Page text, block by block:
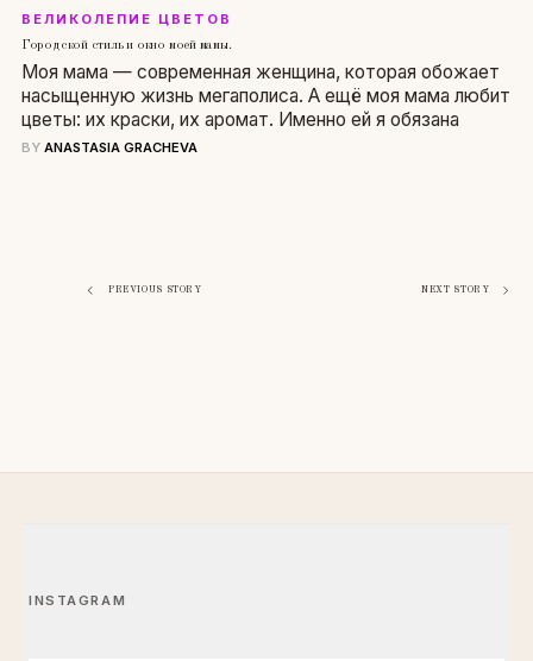
ВЕЛИКОЛЕПИЕ ЦВЕТОВ
Городской стиль и окно моей мамы.
Моя мама — современная женщина, которая обожает
насыщенную жизнь мегаполиса. А ещё моя мама любит
цветы: их краски, их аромат. Именно ей я обязана
BY ANASTASIA GRACHEVA
PREVIOUS STORY NEXT STORY
INSTAGRAM